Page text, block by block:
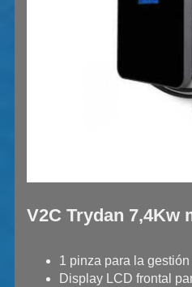
V2C Trydan 7,4Kw
1 pinza para la
Display LCD frontal